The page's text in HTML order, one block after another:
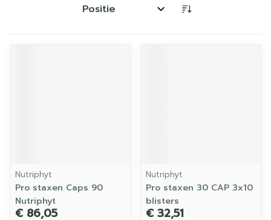
Sorteer op:
Nutriphyt
Pro staxen Caps 90
Nutriphyt
€ 86,05
Nutriphyt
Pro staxen 30 CAP 3x10
blisters
€ 32,51